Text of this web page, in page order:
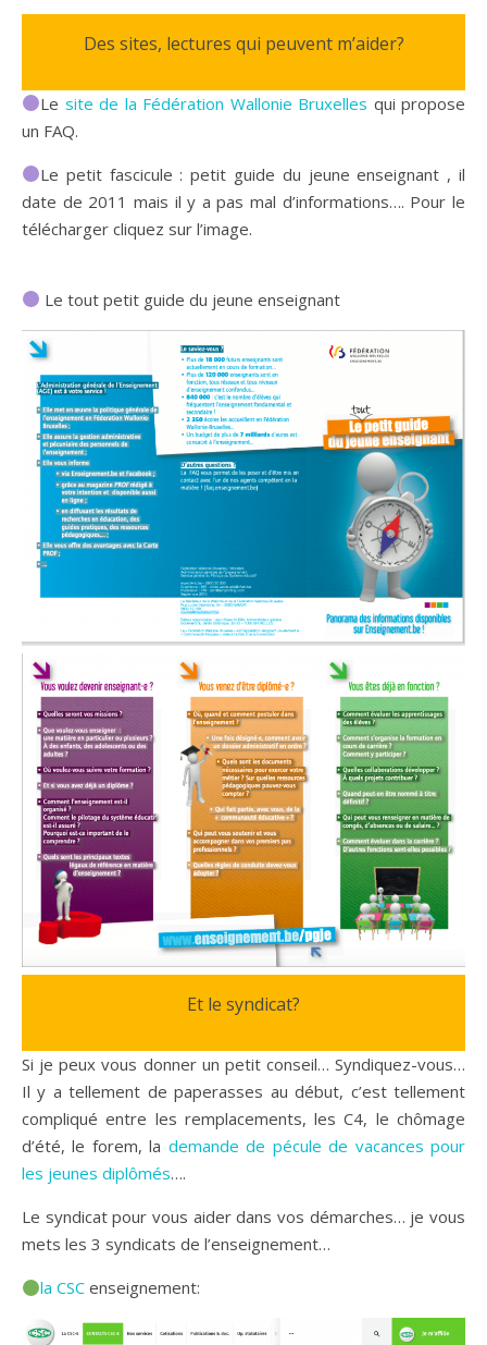
Des sites, lectures qui peuvent m’aider?
Le site de la Fédération Wallonie Bruxelles qui propose
un FAQ.
Le petit fascicule : petit guide du jeune enseignant , il
date de 2011 mais il y a pas mal d’informations…. Pour le
télécharger cliquez sur l’image.
Le tout petit guide du jeune enseignant
Et le syndicat?
Si je peux vous donner un petit conseil… Syndiquez-vous…
Il y a tellement de paperasses au début, c’est tellement
compliqué entre les remplacements, les C4, le chômage
d’été, le forem, la demande de pécule de vacances pour
les jeunes diplômés….
Le syndicat pour vous aider dans vos démarches… je vous
mets les 3 syndicats de l’enseignement…
la CSC enseignement: